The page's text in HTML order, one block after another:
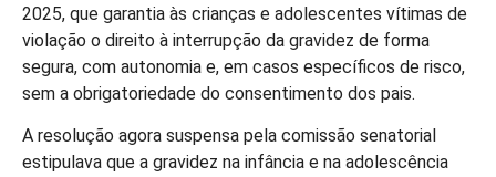
2025, que garantia às crianças e adolescentes vítimas de
violação o direito à interrupção da gravidez de forma
segura, com autonomia e, em casos específicos de risco,
sem a obrigatoriedade do consentimento dos pais.
A resolução agora suspensa pela comissão senatorial
estipulava que a gravidez na infância e na adolescência